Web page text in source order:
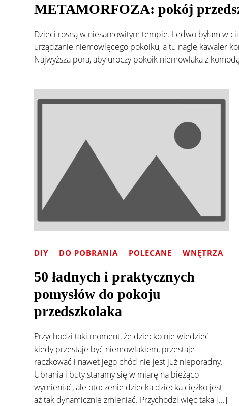
METAMORFOZA: pokój
Dzieci rosną w niesamowitym tempie. Ledwo byłam w
urządzanie niemowlęcego pokoiku, a tu nagle kawaler
Najwyższa pora, aby uroczy pokoik niemowlaka z
DIY DO POBRANIA POLECANE WNĘTRZA
50 ładnych i praktycznych
pomysłów do pokoju
przedszkolaka
Przychodzi taki moment, że dziecko nie wiedzieć
kiedy przestaje być niemowlakiem, przestaje
raczkować i nawet jego chód nie jest już nieporadny.
Ubrania i buty staramy się w miarę na bieżąco
wymieniać, ale otoczenie dziecka dziecka ciężko jest
aż tak dynamicznie zmieniać. Przychodzi więc taka [...]